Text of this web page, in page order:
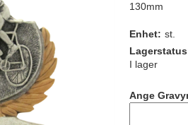
130mm
Enhet: st.
I lager
Ange